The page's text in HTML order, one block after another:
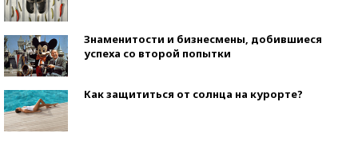
Знаменитости и бизнесмены, добившиеся
успеха со второй попытки
Как защититься от солнца на курорте?